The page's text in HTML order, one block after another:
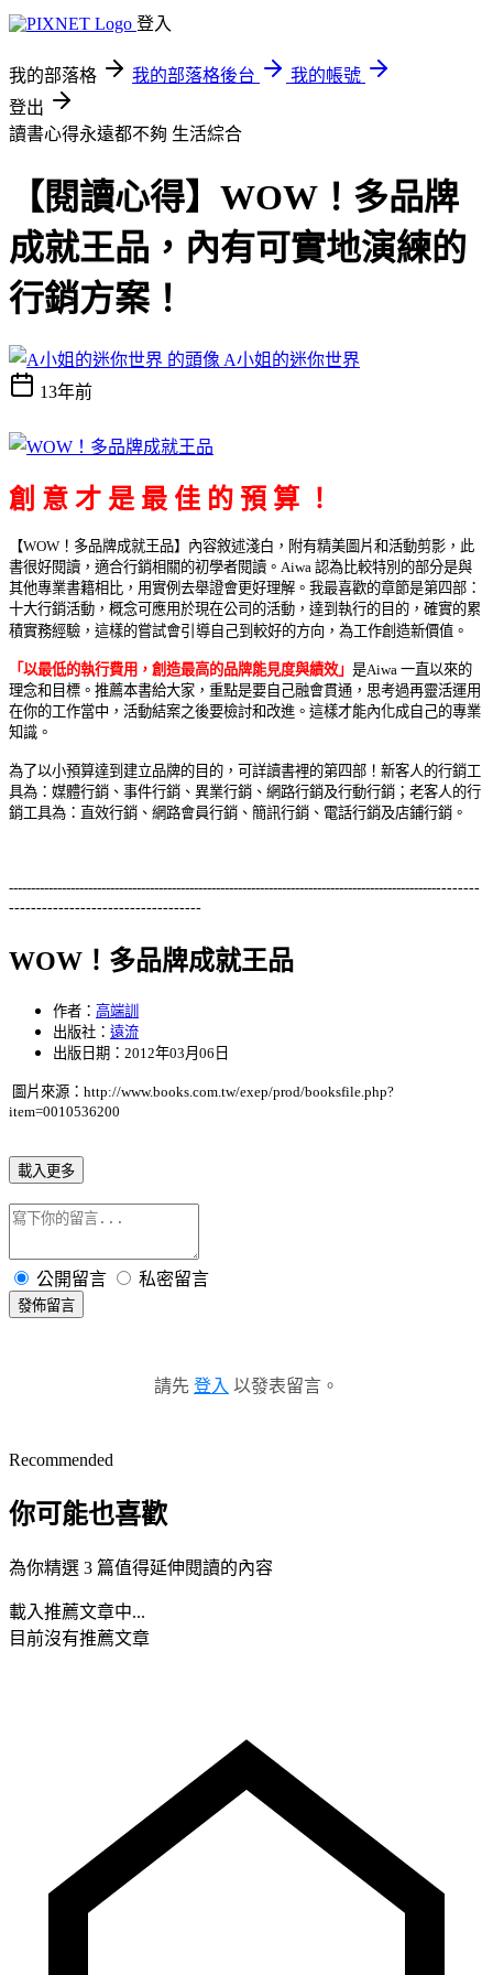
登入
我的部落格 我的部落格後台
我的帳號
登出
讀書心得永遠都不夠 生活綜合
【閱讀心得】WOW！多品牌
成就王品，內有可實地演練的
行銷方案！
A小姐的迷你世界
13年前
創 意 才 是 最 佳 的 預 算 ！
【WOW！多品牌成就王品】內容敘述淺白，附有精美圖片和活動剪影，此
書很好閱讀，適合行銷相關的初學者閱讀。Aiwa 認為比較特別的部分是與
其他專業書籍相比，用實例去舉證會更好理解。我最喜歡的章節是第四部：
十大行銷活動，概念可應用於現在公司的活動，達到執行的目的，確實的累
積實務經驗，這樣的嘗試會引 導自己到較好的方向，為工作創造新價值。
「以最低的執行費用，創造最高的品牌能見度與績效」 是Aiwa 一直以來的
理念和目標。推薦本書給大家，重點是要自己融會貫通，思考過再靈活運用
在你的工作當中，活動結案之後要檢討和改進。這樣才能內化成自己的專業
知識。
為了以小預算達到建立品牌的目的，可詳讀書裡的第四部！新客人的行銷工
具為：媒體行銷、事件行銷、異業行銷、網路行銷及行動行銷；老客人的行
銷工具為：直效行銷、網路會員行銷、簡訊行銷、電話行銷及店鋪行銷。
---------------------------------------------------------------------------------------------------------
-----------------------------------
WOW！多品牌成就王品
作者： 高端訓
出版社： 遠流
出版日期：2012年03月06日
圖片來源：http://www.books.com.tw/exep/prod/booksfile.php?
item=0010536200
載入更多
公開留言 私密留言
發佈留言
請先 登入 以發表留言。
Recommended
你可能也喜歡
為你精選 3 篇值得延伸閱讀的內容
載入推薦文章中...
目前沒有推薦文章